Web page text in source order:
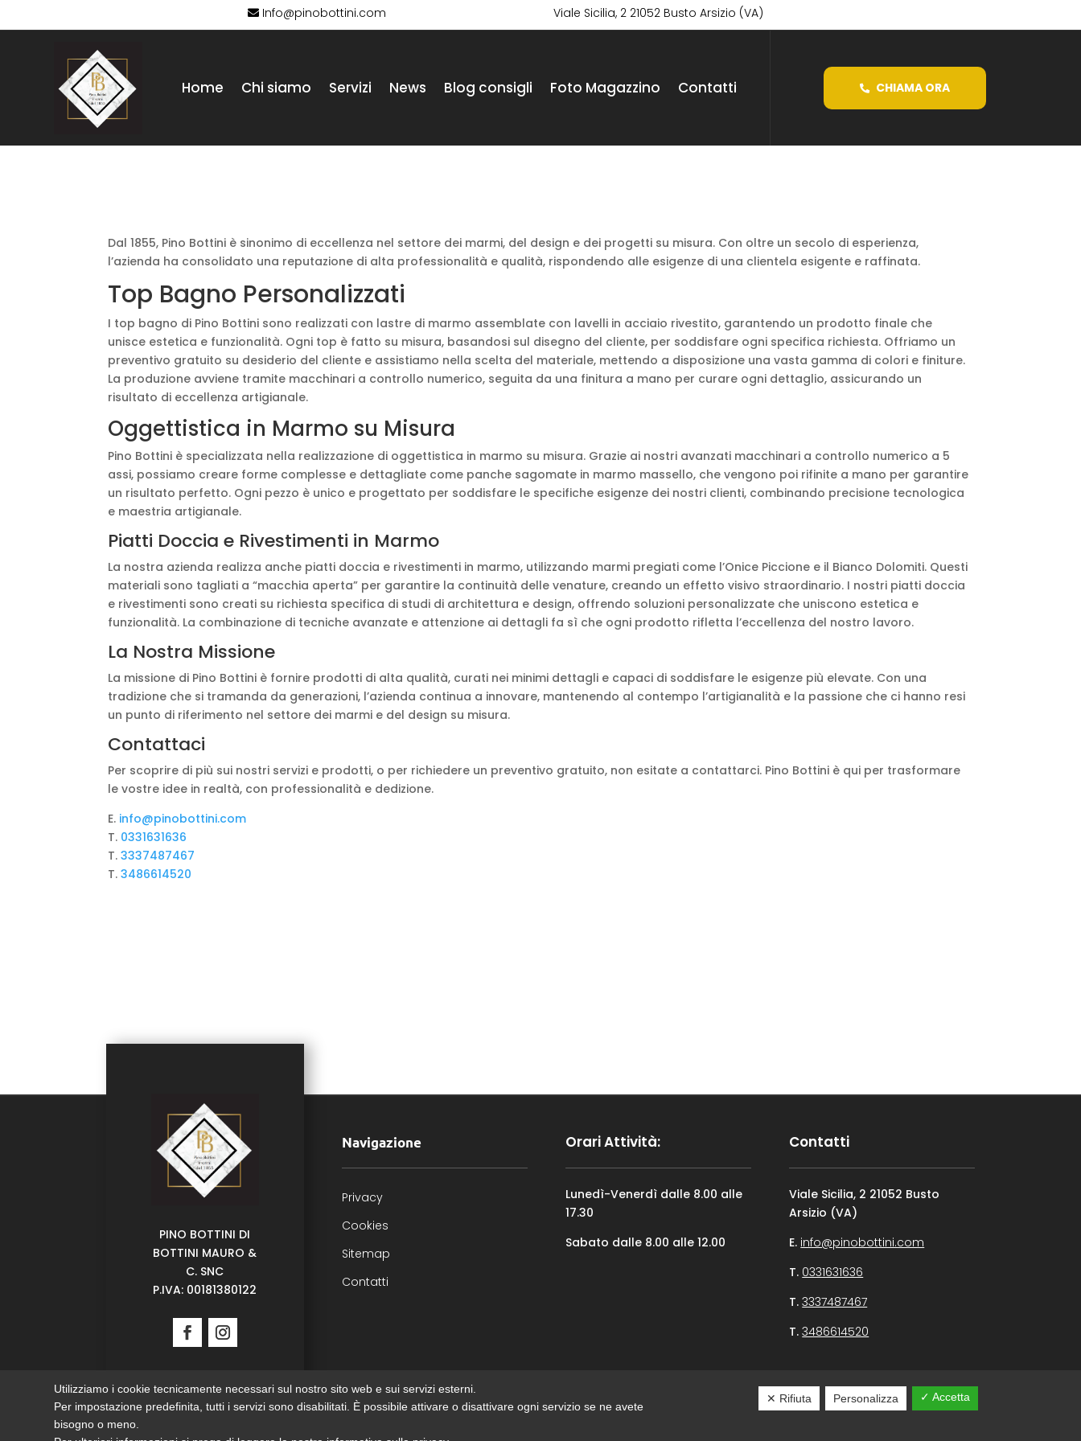
Info@pinobottini.com Viale Sicilia, 2 21052 Busto Arsizio (VA)
Home Chi siamo Servizi News Blog consigli Foto Magazzino Contatti CHIAMA ORA
Dal 1855, Pino Bottini è sinonimo di eccellenza nel settore dei marmi, del design e dei progetti su misura. Con oltre un secolo di esperienza,
l’azienda ha consolidato una reputazione di alta professionalità e qualità, rispondendo alle esigenze di una clientela esigente e raffinata.
Top Bagno Personalizzati
I top bagno di Pino Bottini sono realizzati con lastre di marmo assemblate con lavelli in acciaio rivestito, garantendo un prodotto finale che
unisce estetica e funzionalità. Ogni top è fatto su misura, basandosi sul disegno del cliente, per soddisfare ogni specifica richiesta. Offriamo un
preventivo gratuito su desiderio del cliente e assistiamo nella scelta del materiale, mettendo a disposizione una vasta gamma di colori e finiture.
La produzione avviene tramite macchinari a controllo numerico, seguita da una finitura a mano per curare ogni dettaglio, assicurando un
risultato di eccellenza artigianale.
Oggettistica in Marmo su Misura
Pino Bottini è specializzata nella realizzazione di oggettistica in marmo su misura. Grazie ai nostri avanzati macchinari a controllo numerico a 5
assi, possiamo creare forme complesse e dettagliate come panche sagomate in marmo massello, che vengono poi rifinite a mano per garantire
un risultato perfetto. Ogni pezzo è unico e progettato per soddisfare le specifiche esigenze dei nostri clienti, combinando precisione tecnologica
e maestria artigianale.
Piatti Doccia e Rivestimenti in Marmo
La nostra azienda realizza anche piatti doccia e rivestimenti in marmo, utilizzando marmi pregiati come l’Onice Piccione e il Bianco Dolomiti. Questi
materiali sono tagliati a “macchia aperta” per garantire la continuità delle venature, creando un effetto visivo straordinario. I nostri piatti doccia
e rivestimenti sono creati su richiesta specifica di studi di architettura e design, offrendo soluzioni personalizzate che uniscono estetica e
funzionalità. La combinazione di tecniche avanzate e attenzione ai dettagli fa sì che ogni prodotto rifletta l’eccellenza del nostro lavoro.
La Nostra Missione
La missione di Pino Bottini è fornire prodotti di alta qualità, curati nei minimi dettagli e capaci di soddisfare le esigenze più elevate. Con una
tradizione che si tramanda da generazioni, l’azienda continua a innovare, mantenendo al contempo l’artigianalità e la passione che ci hanno resi
un punto di riferimento nel settore dei marmi e del design su misura.
Contattaci
Per scoprire di più sui nostri servizi e prodotti, o per richiedere un preventivo gratuito, non esitate a contattarci. Pino Bottini è qui per trasformare
le vostre idee in realtà, con professionalità e dedizione.
E. info@pinobottini.com
T. 0331631636
T.3337487467
T.3486614520
PINO BOTTINI DI
BOTTINI MAURO &
C. SNC
P.IVA: 00181380122
Navigazione
Privacy
Cookies
Sitemap
Contatti
Orari Attività:
Lunedì-Venerdì dalle 8.00 alle
17.30
Sabato dalle 8.00 alle 12.00
Contatti
Viale Sicilia, 2 21052 Busto
Arsizio (VA)
E. info@pinobottini.com
T. 0331631636
T.3337487467
T.3486614520
Utilizziamo i cookie tecnicamente necessari sul nostro sito web e sui servizi esterni.
Per impostazione predefinita, tutti i servizi sono disabilitati. È possibile attivare o disattivare ogni servizio se ne avete
bisogno o meno.
✓ Accetta
Personalizza
✕ Rifiuta